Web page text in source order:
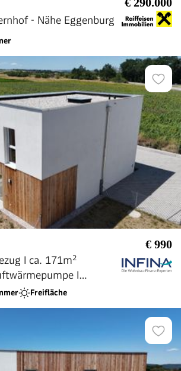
€ 290.000
- Nähe Eggenburg
€ 990
I ca. 171m²
I
I
Freifläche